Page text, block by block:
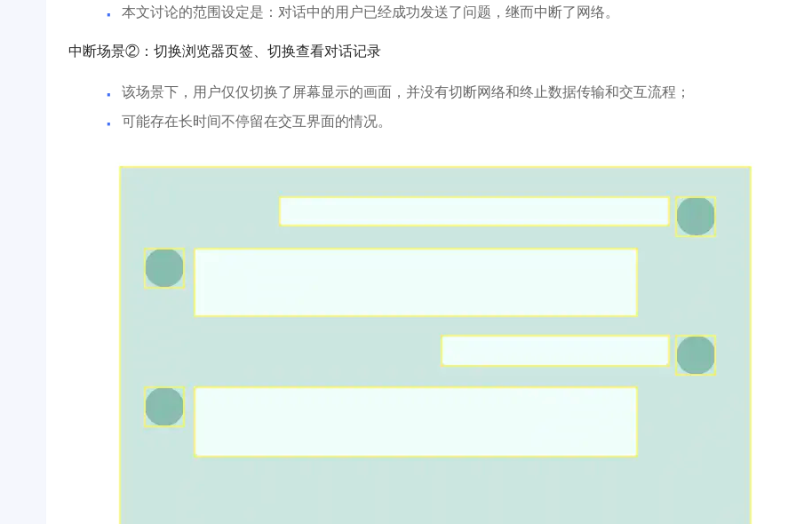
本文讨论的范围设定是：对话中的用户已经成功发送了问题，继而中断了网络。
中断场景②：切换浏览器页签、切换查看对话记录
该场景下，用户仅仅切换了屏幕显示的画面，并没有切断网络和终止数据传输和交互流程；
可能存在长时间不停留在交互界面的情况。